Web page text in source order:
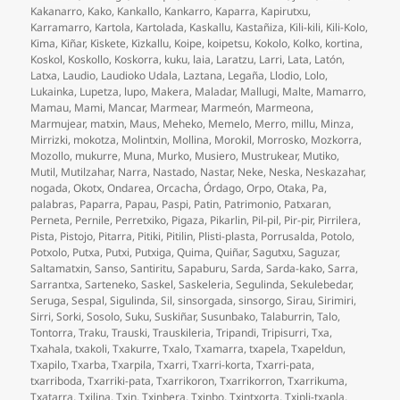
Kakanarro, Kako, Kankallo, Kankarro, Kaparra, Kapirutxu,
Karramarro, Kartola, Kartolada, Kaskallu, Kastañiza, Kili-kili, Kili-Kolo,
Kima, Kiñar, Kiskete, Kizkallu, Koipe, koipetsu, Kokolo, Kolko, kortina,
Koskol, Koskollo, Koskorra, kuku, laia, Laratzu, Larri, Lata, Latón,
Latxa, Laudio, Laudioko Udala, Laztana, Legaña, Llodio, Lolo,
Lukainka, Lupetza, lupo, Makera, Maladar, Mallugi, Malte, Mamarro,
Mamau, Mami, Mancar, Marmear, Marmeón, Marmeona,
Marmujear, matxin, Maus, Meheko, Memelo, Merro, millu, Minza,
Mirrizki, mokotza, Molintxin, Mollina, Morokil, Morrosko, Mozkorra,
Mozollo, mukurre, Muna, Murko, Musiero, Mustrukear, Mutiko,
Mutil, Mutilzahar, Narra, Nastado, Nastar, Neke, Neska, Neskazahar,
nogada,Okotx,Ondarea,Orcacha,Órdago,Orpo,Otaka, Pa,
palabras, Paparra, Papau, Paspi, Patin, Patrimonio, Patxaran,
Perneta, Pernile, Perretxiko, Pigaza, Pikarlin, Pil-pil, Pir-pir, Pirrilera,
Pista, Pistojo, Pitarra, Pitiki, Pitilin, Plisti-plasta, Porrusalda, Potolo,
Potxolo, Putxa, Putxi, Putxiga,Quima,Quiñar,Sagutxu,Saguzar,
Saltamatxin,Sanso,Santiritu,Sapaburu,Sarda,Sarda-kako,Sarra,
Sarrantxa,Sarteneko,Saskel,Saskeleria,Segulinda,Sekulebedar,
Seruga,Sespal,Sigulinda,Sil,sinsorgada,sinsorgo,Sirau,Sirimiri,
Sirri,Sorki,Sosolo,Suku,Suskiñar,Susunbako,Talaburrin,Talo,
Tontorra,Traku,Trauski,Trauskileria,Tripandi,Tripisurri,Txa,
Txahala,txakoli,Txakurre,Txalo,Txamarra,txapela,Txapeldun,
Txapilo,Txarba,Txarpila,Txarri,Txarri-korta,Txarri-pata,
txarriboda,Txarriki-pata,Txarrikoron,Txarrikorron,Txarrikuma,
Txatarra,Txilina,Txin,Txinbera,Txinbo,Txintxorta,Txipli-txapla,